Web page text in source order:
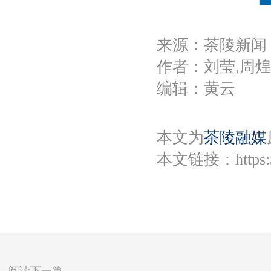
来源：茶陵新闻
作者：刘莹,周
编辑：黄云
本文为茶陵融媒
本文链接：